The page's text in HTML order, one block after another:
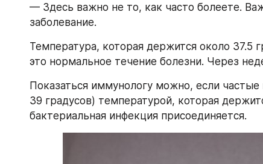
— Здесь важно не то, как часто болеете.
заболевание.
Температура, которая держится около 37.5
это нормальное течение болезни. Через
Показаться иммунологу можно, если
39 градусов) температурой, которая
бактериальная инфекция присоединяется.